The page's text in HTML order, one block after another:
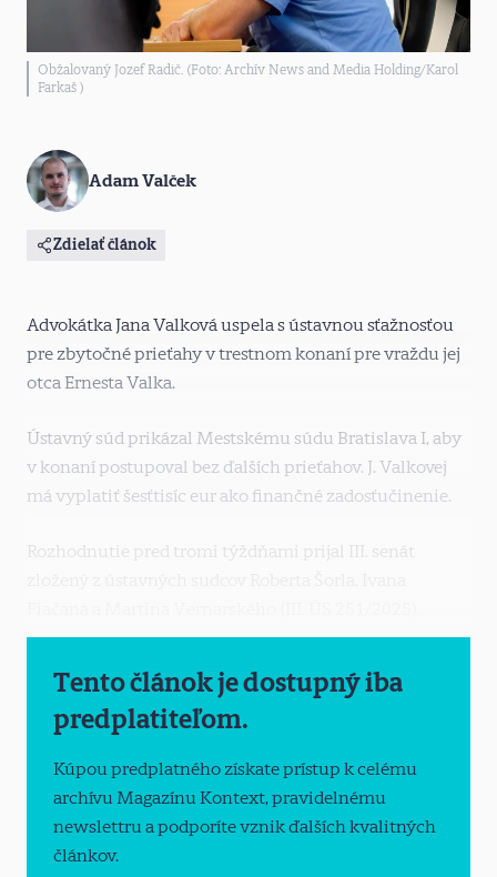
Obžalovaný Jozef Radič. (Foto: Archív News and Media Holding/Karol
Farkaš )
Adam Valček
Zdielať článok
Advokátka Jana Valková uspela s ústavnou sťažnosťou
pre zbytočné prieťahy v trestnom konaní pre vraždu jej
otca Ernesta Valka.
Ústavný súd prikázal Mestskému súdu Bratislava I, aby
v konaní postupoval bez ďalších prieťahov. J. Valkovej
má vyplatiť šesťtisíc eur ako finančné zadosťučinenie.
Rozhodnutie pred tromi týždňami prijal III. senát
Tento článok je dostupný iba
predplatiteľom.
Kúpou predplatného získate prístup k celému
archívu Magazínu Kontext, pravidelnému
newslettru a podporíte vznik ďalších kvalitných
článkov.